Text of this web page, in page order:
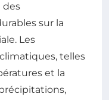
des
sur la
Les
telles
et la